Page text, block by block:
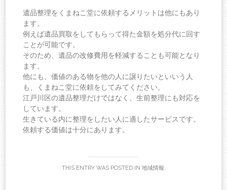
遺品整理をくまねこ堂に依頼するメリットは他にもあり
ます。
例えば遺品買取をしてもらって得た金額を処分代に回す
ことが可能です。
そのため、遺品の改修費用を軽減することも可能となり
ます。
他にも、価値のある物を他の人に譲りたいといいう人
も、くまねこ堂に依頼をしてみてください。
江戸川区の遺品整理だけではなく、生前整理にも対応を
しています。
生きている内に整理をしたい人に適したサービスです。
依頼する価値は十分にあります。
THIS ENTRY WAS POSTED IN 地域情報.